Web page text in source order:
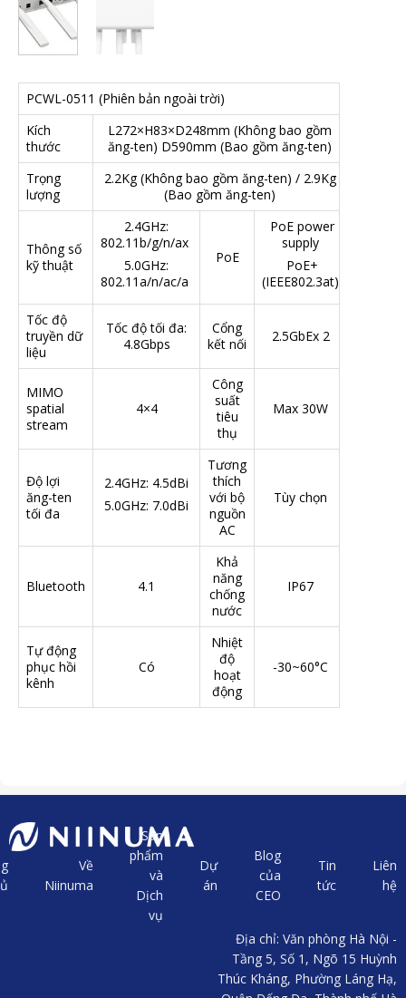
PCWL-0511 (Phiên bản ngoài trời)
Kích
thước
L272×H83×D248mm (Không bao gồm
ăng-ten) D590mm (Bao gồm ăng-ten)
Trọng
lượng
2.2Kg (Không bao gồm ăng-ten) / 2.9Kg
(Bao gồm ăng-ten)
Thông số
kỹ thuật
2.4GHz:
802.11b/g/n/ax
5.0GHz:
802.11a/n/ac/a
PoE
PoE power
supply
PoE+
(IEEE802.3at)
Tốc độ
truyền dữ
liệu
Tốc độ tối đa:
4.8Gbps
Cổng
kết nối
2.5GbEx 2
MIMO
spatial
stream
4×4
Công
suất
tiêu
thụ
Max 30W
Độ lợi
ăng-ten
tối đa
2.4GHz: 4.5dBi
5.0GHz: 7.0dBi
Tương
thích
với bộ
nguồn
AC
Tùy chọn
Bluetooth 4.1
Khả
năng
chống
nước
IP67
Tự động
phục hồi
kênh
Có
Nhiệt
độ
hoạt
động
-30~60°C
Về
Niinuma
Sản
phẩm
và
Dịch
vụ
Dự
án
Blog
của
CEO
Tin
tức
Liên
hệ
Địa chỉ: Văn phòng Hà Nội -
Tầng 5, Số 1, Ngõ 15 Huỳnh
Thúc Kháng, Phường Láng Hạ,